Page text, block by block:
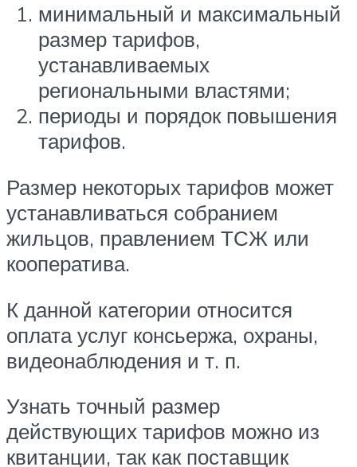
минимальный и максимальный
размер тарифов,
устанавливаемых
региональными властями;
периоды и порядок повышения
тарифов.
Размер некоторых тарифов может
устанавливаться собранием
жильцов, правлением ТСЖ или
кооператива.
К данной категории относится
оплата услуг консьержа, охраны,
видеонаблюдения и т. п.
Узнать точный размер
действующих тарифов можно из
квитанции, так как поставщик